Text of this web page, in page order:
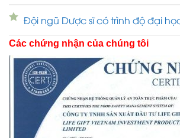
Đội ngũ Dược sĩ có trình độ đại
Các chứng nhận của chúng tôi